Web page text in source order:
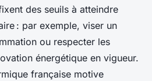
des seuils à atteindre
: par exemple, viser un
ou respecter les
énergétique en vigueur.
française motive